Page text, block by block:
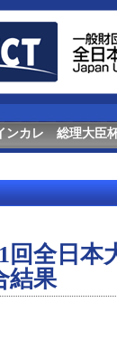
ンカレ 総理大臣
回全日本
結果